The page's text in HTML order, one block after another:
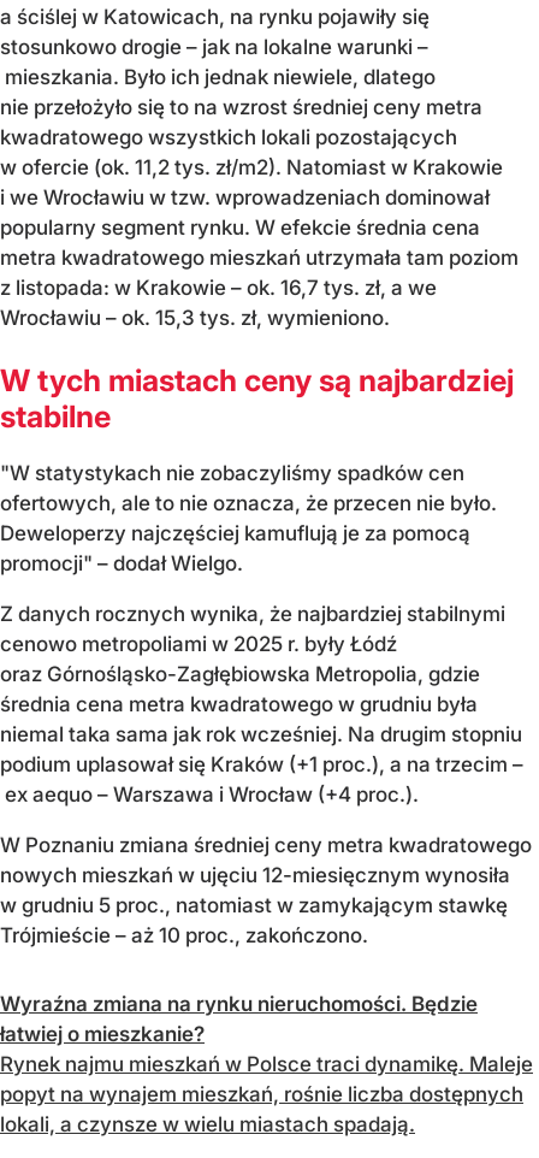
a ściślej w Katowicach, na rynku pojawiły się
stosunkowo drogie – jak na lokalne warunki –
mieszkania. Było ich jednak niewiele, dlatego
nie przełożyło się to na wzrost średniej ceny metra
kwadratowego wszystkich lokali pozostających
w ofercie (ok. 11,2 tys. zł/m2). Natomiast w Krakowie
i we Wrocławiu w tzw. wprowadzeniach dominował
popularny segment rynku. W efekcie średnia cena
metra kwadratowego mieszkań utrzymała tam poziom
z listopada: w Krakowie – ok. 16,7 tys. zł, a we
Wrocławiu – ok. 15,3 tys. zł, wymieniono.
W tych miastach ceny są najbardziej
stabilne
"W statystykach nie zobaczyliśmy spadków cen
ofertowych, ale to nie oznacza, że przecen nie było.
Deweloperzy najczęściej kamuflują je za pomocą
promocji" – dodał Wielgo.
Z danych rocznych wynika, że najbardziej stabilnymi
cenowo metropoliami w 2025 r. były Łódź
oraz Górnośląsko-Zagłębiowska Metropolia, gdzie
średnia cena metra kwadratowego w grudniu była
niemal taka sama jak rok wcześniej. Na drugim stopniu
podium uplasował się Kraków (+1 proc.), a na trzecim –
ex aequo – Warszawa i Wrocław (+4 proc.).
W Poznaniu zmiana średniej ceny metra kwadratowego
nowych mieszkań w ujęciu 12-miesięcznym wynosiła
w grudniu 5 proc., natomiast w zamykającym stawkę
Trójmieście – aż 10 proc., zakończono.
Wyraźna zmiana na rynku nieruchomości. Będzie
łatwiej o mieszkanie?
Rynek najmu mieszkań w Polsce traci dynamikę. Maleje
popyt na wynajem mieszkań, rośnie liczba dostępnych
lokali, a czynsze w wielu miastach spadają.